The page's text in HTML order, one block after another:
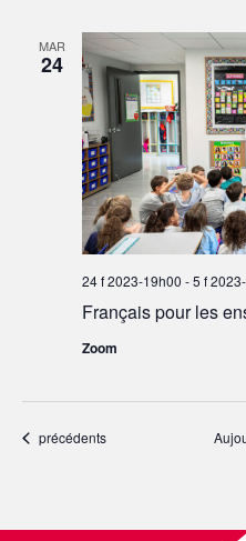
MAR
24
Français pour les
24 f 2023-19h00 -5 f
Zoom
Événements
précédents